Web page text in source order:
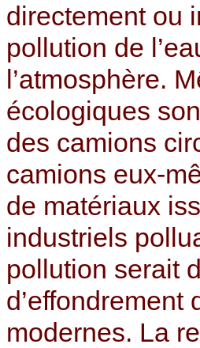
directement ou
pollution de
l’atmosphère.
écologiques
des camions
camions eux-
de matériaux
industriels
pollution serait
d’effondrement
modernes. La